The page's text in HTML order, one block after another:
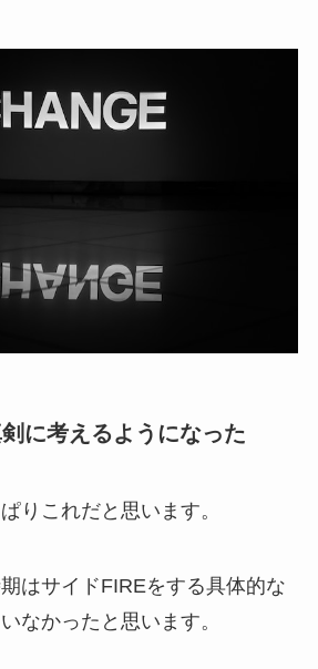
に考えるようになった
りこれだと思います。
はサイドFIREをする具体的な
なかったと思います。